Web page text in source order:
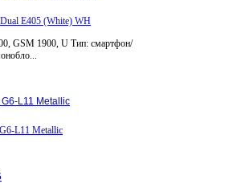
GSM 1900, U Тип: смартфон/
L11 Metallic